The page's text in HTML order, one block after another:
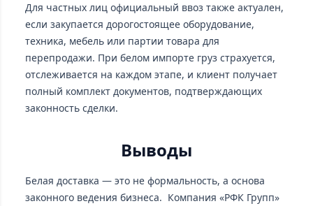
Для частных лиц официальный ввоз также актуален,
если закупается дорогостоящее оборудование,
техника, мебель или партии товара для
перепродажи. При белом импорте груз страхуется,
отслеживается на каждом этапе, и клиент получает
полный комплект документов, подтверждающих
законность сделки.
Выводы
Белая доставка — это не формальность, а основа
законного ведения бизнеса. Компания «РФК Групп»